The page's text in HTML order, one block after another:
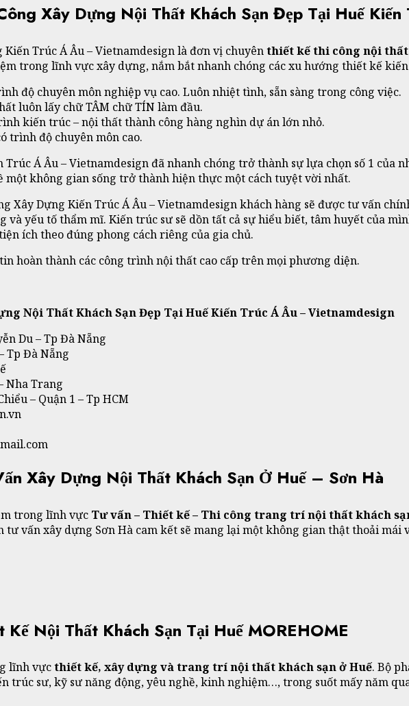
Xây Dựng Nội Thất Khách Sạn Đẹp Tại Huế
Kiến Trúc Á Âu – Vietnamdesign là đơn vị chuyênthiết kế thi công nội
trong lĩnh vực xây dựng, nắm bắt nhanh chóng các xu hướng thiết kế
độ chuyên môn nghiệp vụ cao. Luôn nhiệt tình, sẵn sàng trong công việc.
luôn lấy chữ TÂM chữ TÍN làm đầu.
kiến trúc – nội thất thành công hàng nghìn dự án lớn nhỏ.
trình độ chuyên môn cao.
Á Âu – Vietnamdesign đã nhanh chóng trở thành sự lựa chọn số 1
không gian sống trở thành hiện thực một cách tuyệt vời nhất.
Xây Dựng Kiến Trúc Á Âu – Vietnamdesign khách hàng sẽ được tư vấn
và yếu tố thẩm mĩ. Kiến trúc sư sẽ dồn tất cả sự hiểu biết, tâm huyết của
ích theo đúng phong cách riêng của gia chủ.
hoàn thành các công trình nội thất cao cấp trên mọi phương diện.
Nội Thất Khách Sạn Đẹp Tại Huế Kiến Trúc Á Âu – Vietnamdesign
Du – Tp Đà Nẵng
Tp Đà Nẵng
Nha Trang
– Quận 1 – Tp HCM
Xây Dựng Nội Thất Khách Sạn Ở Huế – Sơn Hà
trong lĩnh vực Tư vấn – Thiết kế – Thi công trang trí nội thất khách
tư vấn xây dựng Sơn Hà cam kết sẽ mang lại một không gian thật thoải
Nội Thất Khách Sạn Tại Huế MOREHOME
lĩnh vựcthiết kế, xây dựng và trang trí nội thất khách sạn ở Huế. Bộ
trúc sư, kỹ sư năng động, yêu nghề, kinh nghiệm…, trong suốt mấy năm